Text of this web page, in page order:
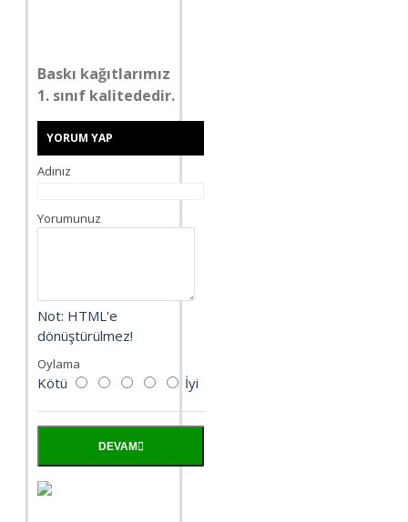
Baskı kağıtlarımız
1. sınıf kalitededir.
YORUM YAP
Adınız
Yorumunuz
Not: HTML'e
dönüştürülmez!
Oylama
Kötü İyi
DEVAM